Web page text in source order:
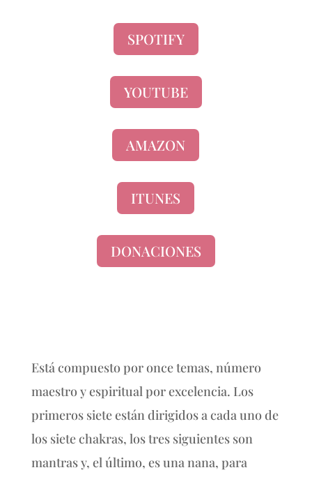
SPOTIFY
YOUTUBE
AMAZON
ITUNES
DONACIONES
Está compuesto por once temas, número
maestro y espiritual por excelencia. Los
primeros siete están dirigidos a cada uno de
los siete chakras, los tres siguientes son
mantras y, el último, es una nana, para